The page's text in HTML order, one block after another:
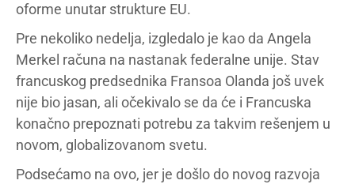
oforme unutar strukture EU.
Pre nekoliko nedelja, izgledalo je kao da Angela
Merkel računa na nastanak federalne unije. Stav
francuskog predsednika Fransoa Olanda još uvek
nije bio jasan, ali očekivalo se da će i Francuska
konačno prepoznati potrebu za takvim rešenjem u
novom, globalizovanom svetu.
Podsećamo na ovo, jer je došlo do novog razvoja